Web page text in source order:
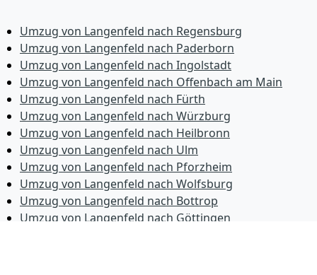
Umzug von Langenfeld nach Regensburg
Umzug von Langenfeld nach Paderborn
Umzug von Langenfeld nach Ingolstadt
Umzug von Langenfeld nach Offenbach am Main
Umzug von Langenfeld nach Fürth
Umzug von Langenfeld nach Würzburg
Umzug von Langenfeld nach Heilbronn
Umzug von Langenfeld nach Ulm
Umzug von Langenfeld nach Pforzheim
Umzug von Langenfeld nach Wolfsburg
Umzug von Langenfeld nach Bottrop
Umzug von Langenfeld nach Göttingen